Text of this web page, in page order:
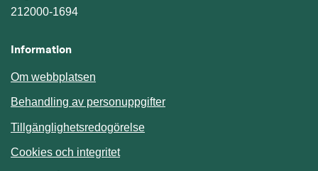
212000-1694
Information
Om webbplatsen
Behandling av personuppgifter
Tillgänglighetsredogörelse
Cookies och integritet